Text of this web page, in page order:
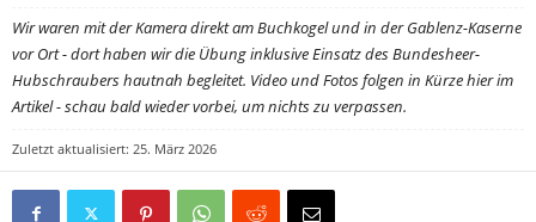
G
Wir waren mit der Kamera direkt am Buchkogel und in der Gablenz-Kaserne
vor Ort - dort haben wir die Übung inklusive Einsatz des Bundesheer-
Hubschraubers hautnah begleitet. Video und Fotos folgen in Kürze hier im
Artikel - schau bald wieder vorbei, um nichts zu verpassen.
Zuletzt aktualisiert: 25. März 2026